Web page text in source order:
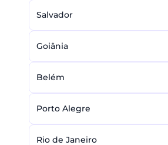
Salvador
Goiânia
Belém
Porto Alegre
Rio de Janeiro